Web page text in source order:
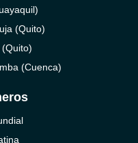
(Quito)
(Quito)
(Cuenca)